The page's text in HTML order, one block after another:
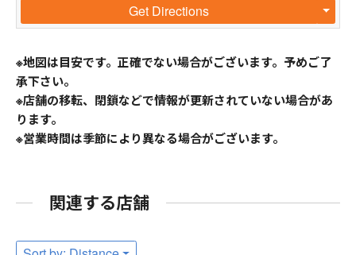
Get Directions
※地図は目安です。正確でない場合がございます。予めご了
承下さい。
※店舗の移転、閉鎖などで情報が更新されていない場合があ
ります。
※営業時間は季節により異なる場合がございます。
関連する店舗